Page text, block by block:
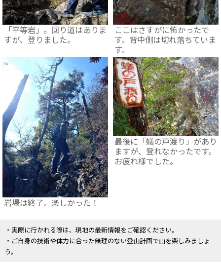
「平等岩」。回り道はありま
すが、登りました。
ここはさすがに怖かったで
す。背中側は切れ落ちていま
す。
岩場は終了。楽しかった！
最後に「蟻の戸渡り」があり
ますが、登れなかったです。
お疲れ様でした。
・実際に行かれる際は、現地の最新情報をご確認ください。
・ご自身の技術や体力に合った無理のない登山計画で山を楽しみましょ
う。